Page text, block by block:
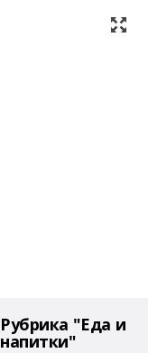
Рубрика "Еда и
напитки"